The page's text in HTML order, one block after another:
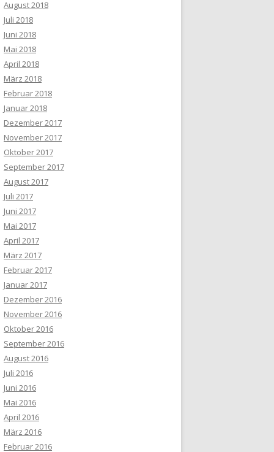
August 2018
Juli 2018
Juni 2018
Mai 2018
April 2018
März 2018
Februar 2018
Januar 2018
Dezember 2017
November 2017
Oktober 2017
September 2017
August 2017
Juli 2017
Juni 2017
Mai 2017
April 2017
März 2017
Februar 2017
Januar 2017
Dezember 2016
November 2016
Oktober 2016
September 2016
August 2016
Juli 2016
Juni 2016
Mai 2016
April 2016
März 2016
Februar 2016